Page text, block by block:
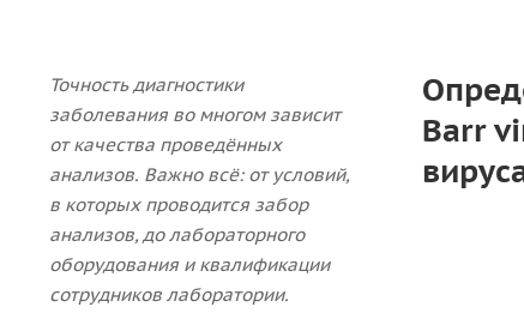
Точность диагностики
заболевания во многом зависит
от качества проведённых
анализов. Важно всё: от условий,
в которых проводится забор
анализов, до лабораторного
оборудования и квалификации
сотрудников лаборатории.
Barr